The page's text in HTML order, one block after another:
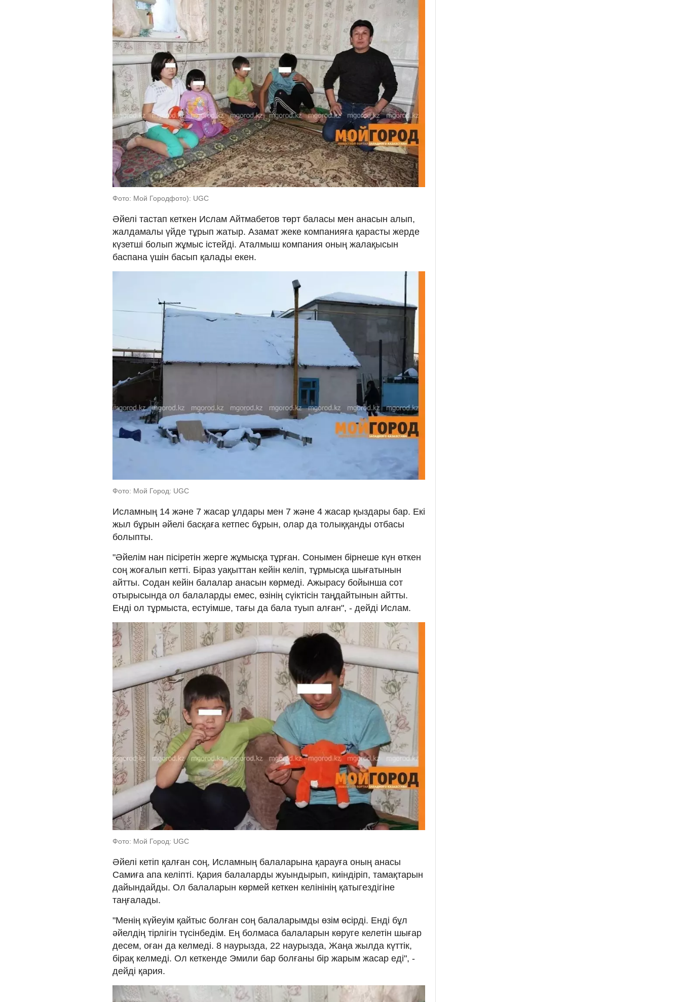
Фото: Мой Городфото): UGC
Әйелі тастап кеткен Ислам Айтмабетов төрт баласы мен анасын алып,
жалдамалы үйде тұрып жатыр. Азамат жеке компанияға қарасты жерде
күзетші болып жұмыс істейді. Аталмыш компания оның жалақысын
баспана үшін басып қалады екен.
Фото: Мой Город: UGC
Исламның 14 және 7 жасар ұлдары мен 7 және 4 жасар қыздары бар. Екі
жыл бұрын әйелі басқаға кетпес бұрын, олар да толыққанды отбасы
болыпты.
"Әйелім нан пісіретін жерге жұмысқа тұрған. Сонымен бірнеше күн өткен
соң жоғалып кетті. Біраз уақыттан кейін келіп, тұрмысқа шығатынын
айтты. Содан кейін балалар анасын көрмеді. Ажырасу бойынша сот
отырысында ол балаларды емес, өзінің сүіктісін таңдайтынын айтты.
Енді ол тұрмыста, естуімше, тағы да бала туып алған", - дейді Ислам.
Фото: Мой Город: UGC
Әйелі кетіп қалған соң, Исламның балаларына қарауға оның анасы
Самиға апа келіпті. Қария балаларды жуындырып, киіндіріп, тамақтарын
дайындайды. Ол балаларын көрмей кеткен келінінің қатыгездігіне
таңғалады.
"Менің күйеуім қайтыс болған соң балаларымды өзім өсірді. Енді бұл
әйелдің тірлігін түсінбедім. Ең болмаса балаларын көруге келетін шығар
десем, оған да келмеді. 8 наурызда, 22 наурызда, Жаңа жылда күттік,
бірақ келмеді. Ол кеткенде Эмили бар болғаны бір жарым жасар еді", -
дейді қария.